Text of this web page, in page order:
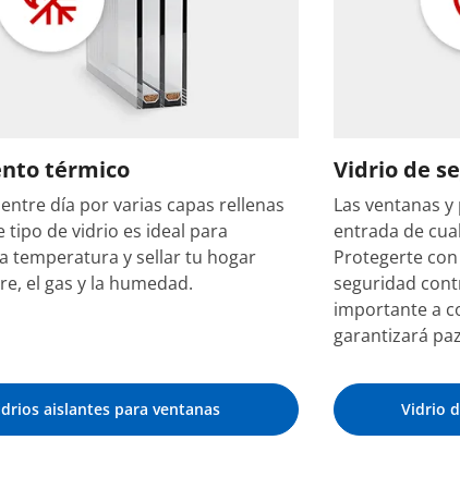
térmico
día por varias capas rellenas
tipo de vidrio es ideal para
temperatura y sellar tu hogar
el gas y la humedad.
aislantes para ventanas
Vidrio de
Las ventanas
entrada de
Protegerte
seguridad
importante a
garantizará
Vidrio